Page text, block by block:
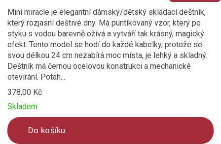
Mini miracle je elegantní dámský/dětský skládací deštník,
který rozjasní deštivé dny. Má puntíkovaný vzor, který po
styku s vodou barevně ožívá a vytváří tak krásný, magický
efekt. Tento model se hodí do každé kabelky, protože se
svou délkou 24 cm nezabírá moc místa, je lehký a skladný.
Deštník má černou ocelovou konstrukci a mechanické
otevírání. Potah...
378,00 Kč
Skladem
Do košíku